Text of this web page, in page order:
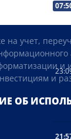
на учет,
и
ОБ